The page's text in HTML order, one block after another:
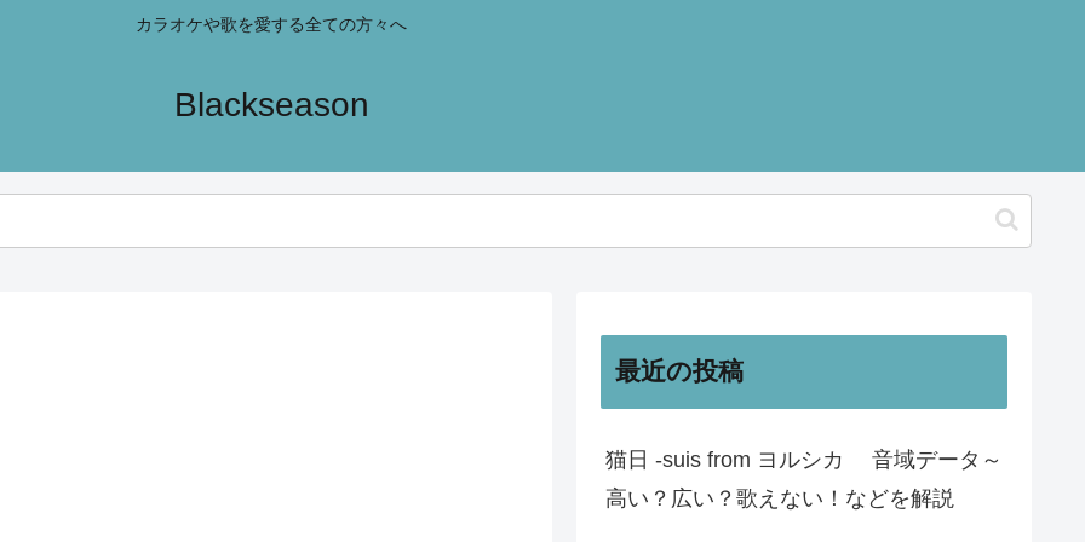
カラオケや歌を愛する全ての方々へ
Blackseason
最近の投稿
猫日 -suis from ヨルシカ 音域データ～
高い？広い？歌えない！などを解説